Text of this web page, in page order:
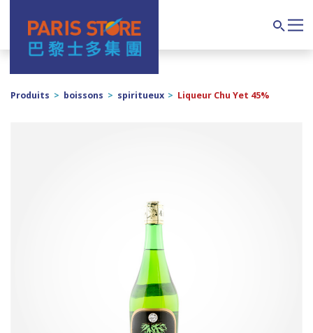
Navigation principale
Produits > boissons > spiritueux > Liqueur Chu Yet 45%